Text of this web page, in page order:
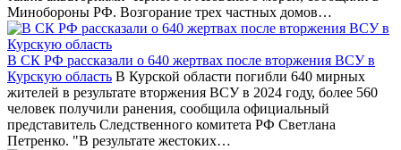
Минобороны РФ. Возгорание трех частных домов…
В СК РФ рассказали о 640 жертвах после вторжения ВСУ в
Курскую область В Курской области погибли 640 мирных
жителей в результате вторжения ВСУ в 2024 году, более 560
человек получили ранения, сообщила официальный
представитель Следственного комитета РФ Светлана
Петренко. "В результате жестоких…